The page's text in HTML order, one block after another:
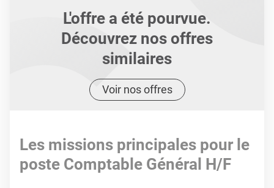
L'offre a été pourvue.
Découvrez nos offres
similaires
Voir nos offres
Les missions principales pour le
poste Comptable Général H/F